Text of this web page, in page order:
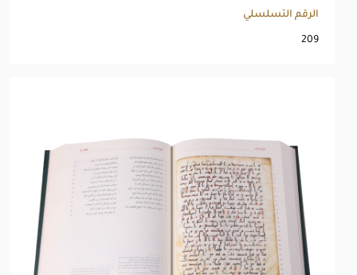
الرقم التسلسلي
209